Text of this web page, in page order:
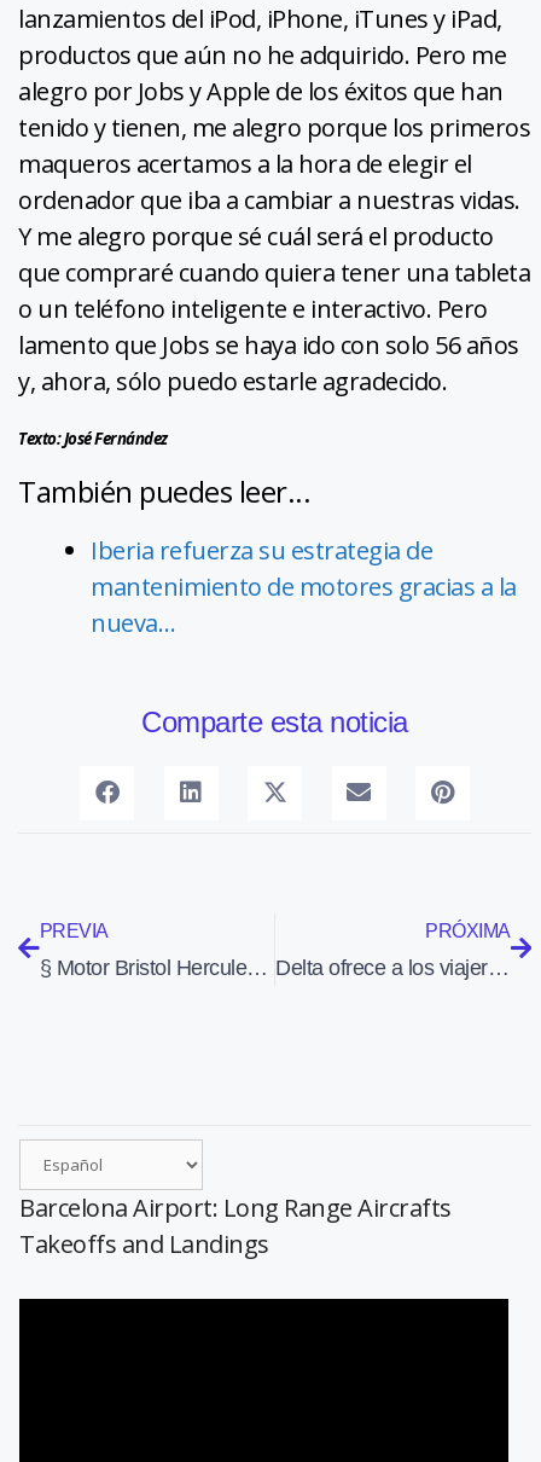
lanzamientos del iPod, iPhone, iTunes y iPad,
productos que aún no he adquirido. Pero me
alegro por Jobs y Apple de los éxitos que han
tenido y tienen, me alegro porque los primeros
maqueros acertamos a la hora de elegir el
ordenador que iba a cambiar a nuestras vidas.
Y me alegro porque sé cuál será el producto
que compraré cuando quiera tener una tableta
o un teléfono inteligente e interactivo. Pero
lamento que Jobs se haya ido con solo 56 años
y, ahora, sólo puedo estarle agradecido.
Texto: José Fernández
También puedes leer...
Iberia refuerza su estrategia de
mantenimiento de motores gracias a la
nueva…
Comparte esta noticia
PREVIA
§ Motor Bristol Hercules 730 de la Fundació Parc Aeronàutic de Catalunya
PRÓXIMA
Delta ofrece a los viajeros apoyo en español a través de Twitter
Barcelona Airport: Long Range Aircrafts
Takeoffs and Landings